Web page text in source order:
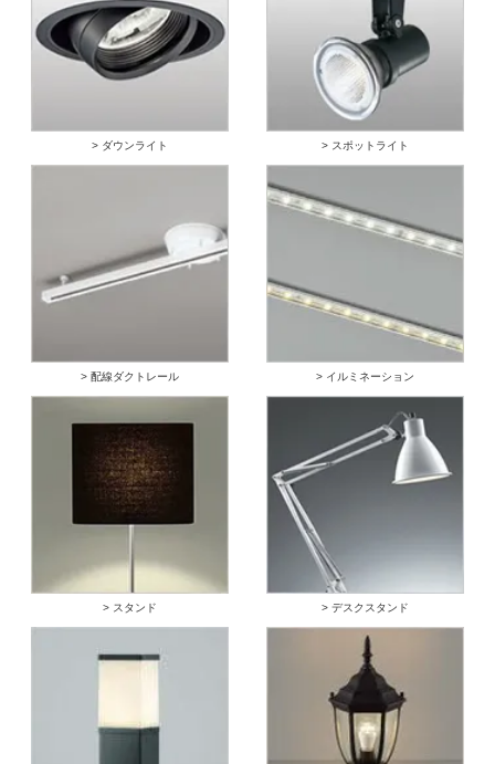
> ダウンライト > スポットライト
> 配線ダクトレール > イルミネーション
> スタンド > デスクスタンド